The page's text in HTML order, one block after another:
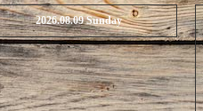
2026.08.09 Sunday